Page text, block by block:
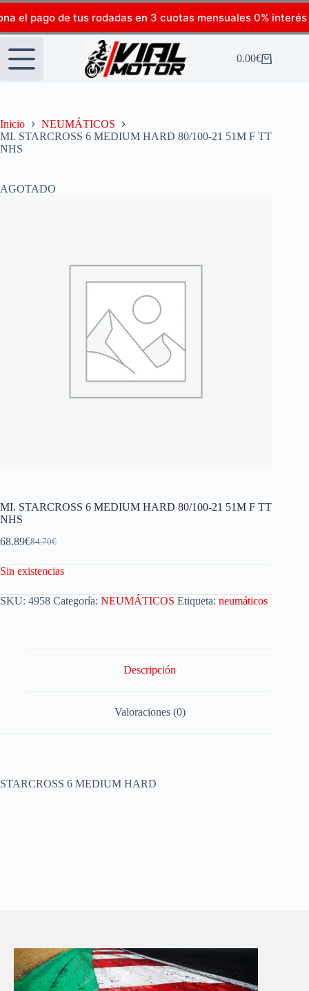
el pago de tus rodadas en 3 cuotas mensuales 0% interés
0.00€
Inicio
NEUMÁTICOS
MI. STARCROSS 6 MEDIUM HARD 80/100-21 51M F TT
NHS
AGOTADO
MI. STARCROSS 6 MEDIUM HARD 80/100-21 51M F TT
NHS
84.70€
68.89€
Sin existencias
SKU: 4958 Categoría: NEUMÁTICOS Etiqueta: neumáticos
Descripción
Valoraciones (0)
STARCROSS 6 MEDIUM HARD